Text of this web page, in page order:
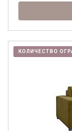
КОЛИЧЕСТВО